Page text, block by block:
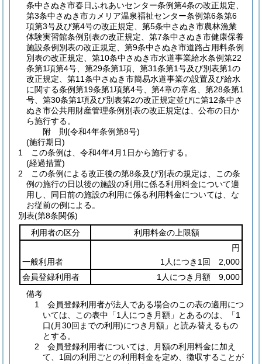
条中さぬき市春日ふれあいセンター条例第4条の改正規定、
第3条中さぬき市カメリア温泉福祉センター条例第6条第6
項第3号及び第4号の改正規定、第5条中さぬき市農林漁業
体験実習館条例別表の改正規定、第7条中さぬき市健康保養
施設条例別表の改正規定、第9条中さぬき市道路占用料条例
別表の改正規定、第10条中さぬき市水道事業給水条例第22
条第1項第4号、第29条第1項、第31条第1号及び別表第1の
改正規定、第11条中さぬき市簡易水道事業の設置及び給水
に関する条例第19条第1項第4号、第4章の章名、第28条第1
号、第30条第1項及び別表第2の改正規定並びに第12条中さ
ぬき市公共用財産管理条例別表の改正規定は、公布の日か
ら施行する。
附 則(令和4年条例第8号)
(施行期日)
1
この条例は、令和4年4月1日から施行する。
(経過措置)
2
この条例による改正後の第8条及び別表の規定は、この条
例の施行の日以後の施設の利用に係る利用料金について適
用し、同日前の施設の利用に係る利用料金については、な
お従前の例による。
別表(第8条関係)
利用者の区分
利用料金の上限額
円
一般利用者
1人につき1回 2,000
会員登録利用者
1人につき月額 9,000
備考
1 会員登録利用者が法人である場合のこの表の適用につ
いては、この表中「1人につき月額」とあるのは、「1
口(月30回までの利用)につき月額」と読み替えるもの
とする。
2 会員登録利用者については、月額の利用料金に加え
て、1回の利用ごとの利用料金を定め、徴収することが